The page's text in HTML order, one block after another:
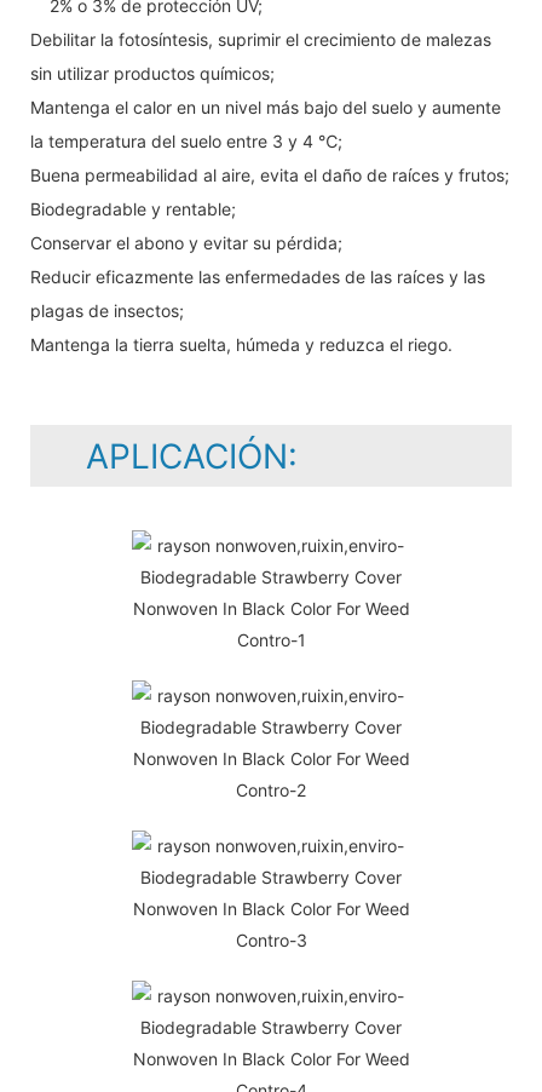
2% o 3% de protección UV;
Debilitar la fotosíntesis, suprimir el crecimiento de malezas
sin utilizar productos químicos;
Mantenga el calor en un nivel más bajo del suelo y aumente
la temperatura del suelo entre 3 y 4 ℃;
Buena permeabilidad al aire, evita el daño de raíces y frutos;
Biodegradable y rentable;
Conservar el abono y evitar su pérdida;
Reducir eficazmente las enfermedades de las raíces y las
plagas de insectos;
Mantenga la tierra suelta, húmeda y reduzca el riego.
APLICACIÓN: